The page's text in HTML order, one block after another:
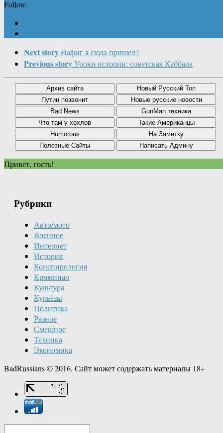
Follow:
Next storyНафиг я сюда пришел?
Previous storyУроки истории: советская Каббала
Привет, гость!
Рубрики
Авто/мото
Военное
Интернет
История
Конспирология
Криминал
Культура
Курьёзы
Политика
Разное
Смешное
Техника
Экономика
BadRussians © 2016. Сайт может содержать материалы 18+